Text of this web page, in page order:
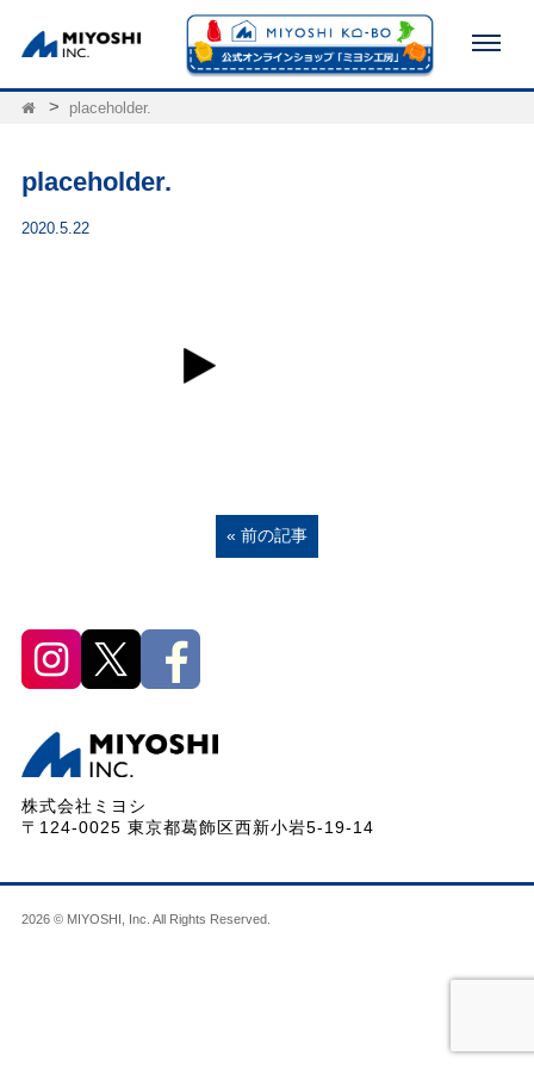
placeholder.
placeholder.
2020.5.22
« 前の記事
株式会社ミヨシ
〒124-0025 東京都葛飾区西新小岩5-19-14
2026 © MIYOSHI, Inc. All Rights Reserved.